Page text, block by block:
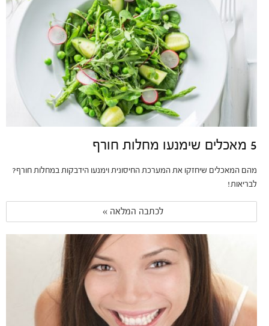
5 מאכלים שימנעו מחלות חורף
מהם המאכלים שיחזקו את המערכת החיסונית וימנעו הידבקות במחלות חורף?
לבריאות!
לכתבה המלאה »